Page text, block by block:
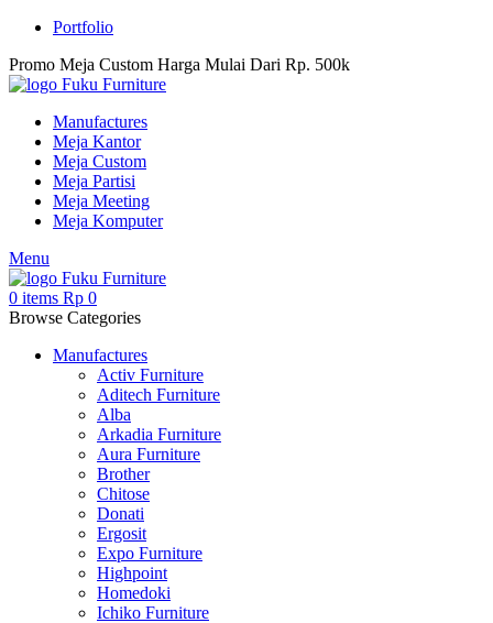
Portfolio
Promo Meja Custom Harga Mulai Dari Rp. 500k
Manufactures
Meja Kantor
Meja Custom
Meja Partisi
Meja Meeting
Meja Komputer
Menu
0 items Rp 0
Browse Categories
Manufactures
Activ Furniture
Aditech Furniture
Alba
Arkadia Furniture
Aura Furniture
Brother
Chitose
Donati
Ergosit
Expo Furniture
Highpoint
Homedoki
Ichiko Furniture